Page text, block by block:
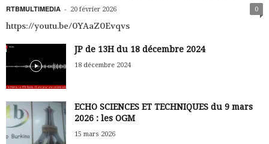
RTBMULTIMEDIA - 20 février 2026 0
https://youtu.be/0YAaZ0Evqvs
JP de 13H du 18 décembre 2024
18 décembre 2024
ECHO SCIENCES ET TECHNIQUES du 9 mars
2026 : les OGM
15 mars 2026